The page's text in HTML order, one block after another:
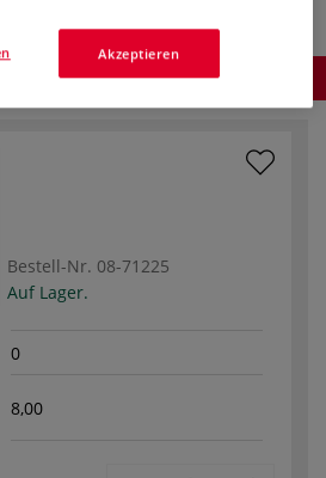
bestellen
Bestell-Nr. 08-71225
Auf Lager.
0
8,00
Akzeptieren